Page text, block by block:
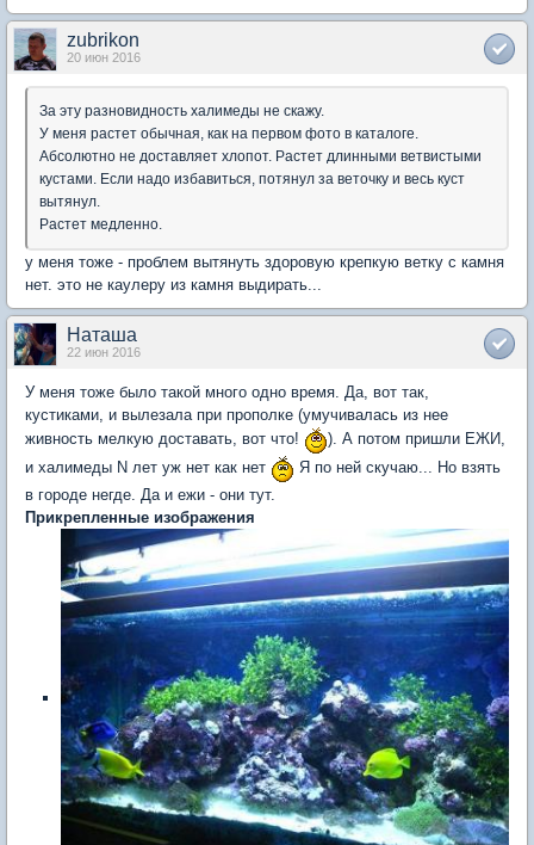
zubrikon
20 июн 2016
За эту разновидность халимеды не скажу.
У меня растет обычная, как на первом фото в каталоге.
Абсолютно не доставляет хлопот. Растет длинными ветвистыми
кустами. Если надо избавиться, потянул за веточку и весь куст
вытянул.
Растет медленно.
у меня тоже - проблем вытянуть здоровую крепкую ветку с камня
нет. это не каулеру из камня выдирать...
Наташа
22 июн 2016
У меня тоже было такой много одно время. Да, вот так,
кустиками, и вылезала при прополке (умучивалась из нее
живность мелкую доставать, вот что!
). А потом пришли ЕЖИ,
и халимеды N лет уж нет как нет
Я по ней скучаю... Но взять
в городе негде. Да и ежи - они тут.
Прикрепленные изображения